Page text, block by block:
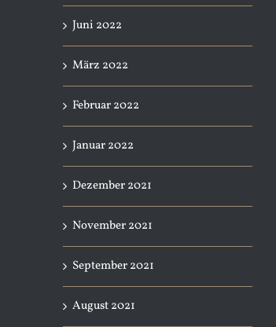
Juni 2022
März 2022
Februar 2022
Januar 2022
Dezember 2021
November 2021
September 2021
August 2021